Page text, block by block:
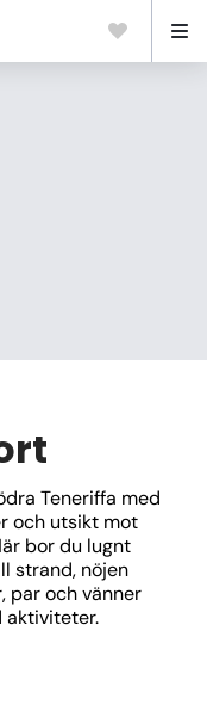
Teneriffa med
och utsikt mot
bor du lugnt
strand, nöjen
par och vänner
aktiviteter.